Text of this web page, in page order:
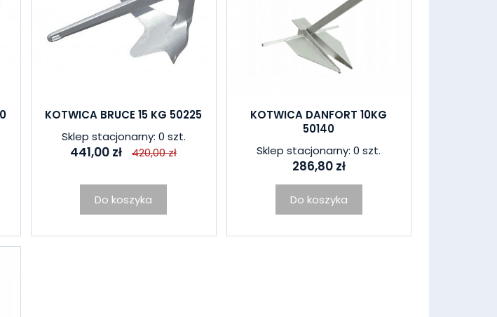
KOTWICA BRUCE 15 KG 50225
Sklep stacjonarny: 0 szt.
441,00 zł 420,00 zł
Do koszyka
KOTWICA DANFORT 10KG
50140
Sklep stacjonarny: 0 szt.
286,80 zł
Do koszyka